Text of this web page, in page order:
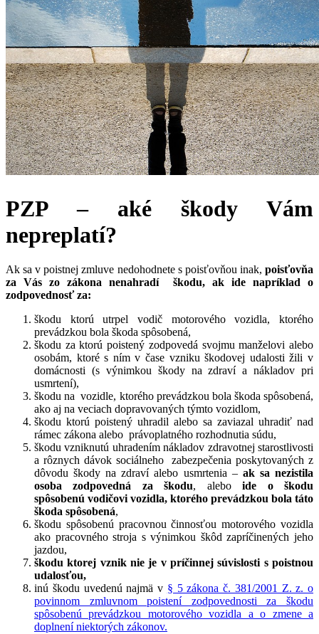
PZP – aké škody Vám
nepreplatí?
Ak sa v poistnej zmluve nedohodnete s poisťovňou inak, poisťovňa
za Vás zo zákona nenahradí škodu, ak ide napríklad o
zodpovednosť za:
škodu ktorú utrpel vodič motorového vozidla, ktorého
prevádzkou bola škoda spôsobená,
škodu za ktorú poistený zodpovedá svojmu manželovi alebo
osobám, ktoré s ním v čase vzniku škodovej udalosti žili v
domácnosti (s výnimkou škody na zdraví a nákladov pri
usmrtení),
škodu na vozidle, ktorého prevádzkou bola škoda spôsobená,
ako aj na veciach dopravovaných týmto vozidlom,
škodu ktorú poistený uhradil alebo sa zaviazal uhradiť nad
rámec zákona alebo právoplatného rozhodnutia súdu,
škodu vzniknutú uhradením nákladov zdravotnej starostlivosti
a rôznych dávok sociálneho zabezpečenia poskytovaných z
dôvodu škody na zdraví alebo usmrtenia – ak sa nezistila
osoba zodpovedná za škodu, aleboide o škodu
spôsobenú vodičovi vozidla, ktorého prevádzkou bola táto
škoda spôsobená,
škodu spôsobenú pracovnou činnosťou motorového vozidla
ako pracovného stroja s výnimkou škôd zapríčinených jeho
jazdou,
škodu ktorej vznik nie je v príčinnej súvislosti s poistnou
udalosťou,
inú škodu uvedenú najmä v § 5 zákona č. 381/2001 Z. z. o
povinnom zmluvnom poistení zodpovednosti za škodu
spôsobenú prevádzkou motorového vozidla a o zmene a
doplnení niektorých zákonov.